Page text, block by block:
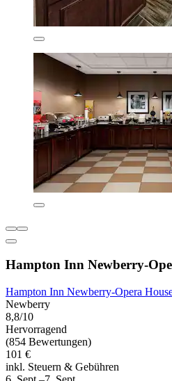
Hampton Inn Newberry-
Hampton Inn Newberry-Opera
Newberry
8,8/10
Hervorragend
(854 Bewertungen)
101 €
inkl. Steuern & Gebühren